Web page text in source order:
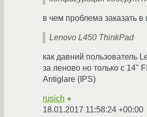
в чем проблема заказать в
Lenovo L450 ThinkPad
как давний пользователь
за леново но только с 14"
Antiglare (IPS)
rusich ★
18.01.2017 11:58:24 +00:00